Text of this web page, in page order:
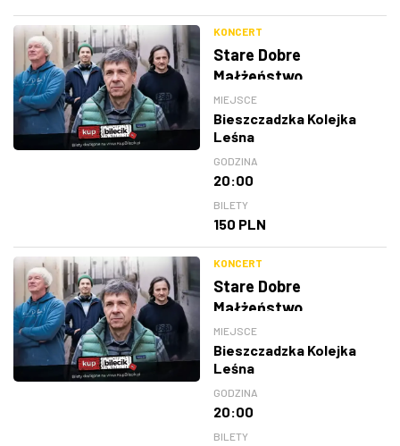
KONCERT
Stare Dobre
Małżeństwo
MIEJSCE
Bieszczadzka Kolejka
Leśna
GODZINA
20:00
BILETY
150 PLN
KONCERT
Stare Dobre
Małżeństwo
MIEJSCE
Bieszczadzka Kolejka
Leśna
GODZINA
20:00
BILETY